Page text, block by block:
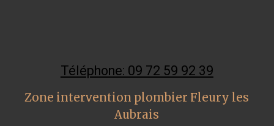
Téléphone: 09 72 59 92 39
Zone intervention plombier Fleury les
Aubrais